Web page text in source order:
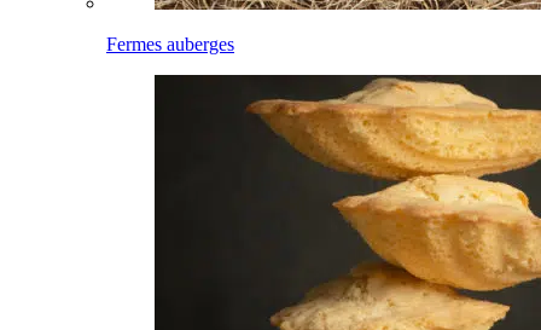
Fermes auberges